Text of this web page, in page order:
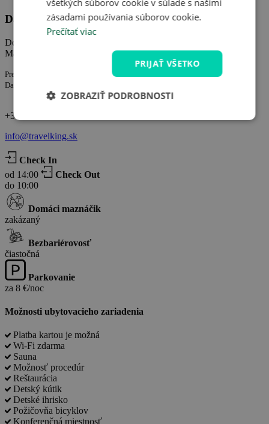
Danubius Hotel Annabella ***superior
Deák Ferenc utca 25., Balatonfüred
Maďarsko
Prevádzkuje spoločnosť:
Danubius Hotels Zrt. IČ: 01-10-041669
+36 87 889 431
info@travelking.sk
Check In
od 14:00
Check Out
do 10:00
Domáci maznáčik
zakázaný
Bezbariérovosť
čiastočná
Parkovanie
za 8 €/noc
Možnosti ubytovacieho zariadenia
Platba kartou je možná
Wi-Fi zdarma
Sauna
Možnosť procedúr
Reštaurácia
Detský kútik
Detské ihrisko
Požičovňa bicyklov
Konferenčná miestnosť
všetkých súborov cookie v súlade s našimi
zásadami používania súborov cookie.
Prečítať viac
PRIJAŤ VŠETKO
ZOBRAZIŤ PODROBNOSTI